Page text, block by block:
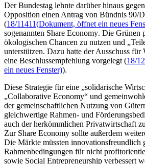
Der Bundestag lehnte darüber hinaus
Opposition einen Antrag von Bündnis 90/
(18/11411(Dokument, öffnet ein neues
sogenannten Share Economy. Die Grünen
ökologischen Chancen zu nutzen und
unterstützen. Dazu hatte der Ausschuss
eine Beschlussempfehlung vorgelegt (18/
ein neues Fenster)).
Diese Strategie für eine „solidarische
„Collaborative Economy“ und
der gemeinschaftlichen Nutzung von
gleichwertige Rahmen- und
auch der herkömmlichen Privatwirtschaft
Zur Share Economy sollte außerdem
Die Märkte müssten innovationsfreundlich
Rahmenbedingungen für nicht
sowie Social Entrepreneurship verbessert